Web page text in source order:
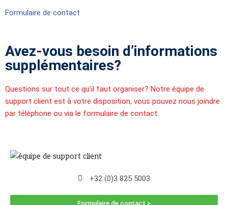
Avez-vous besoin d’informations
supplémentaires?
Questions sur tout ce qu’il faut organiser? Notre équipe de
support client est à votre disposition, vous pouvez nous joindre
par téléphone ou via le formulaire de contact.
+32 (0)3 825 5003
Formulaire de contact >
Formulaire de contact